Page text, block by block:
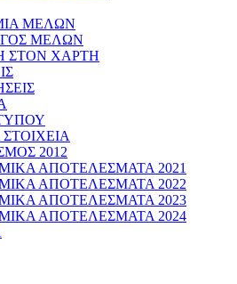
ΜΕΛΩΝ
ΜΕΛΩΝ
ΣΤΟΝ ΧΑΡΤΗ
2012
ΑΠΟΤΕΛΕΣΜΑΤΑ 2021
ΑΠΟΤΕΛΕΣΜΑΤΑ 2022
ΑΠΟΤΕΛΕΣΜΑΤΑ 2023
ΑΠΟΤΕΛΕΣΜΑΤΑ 2024